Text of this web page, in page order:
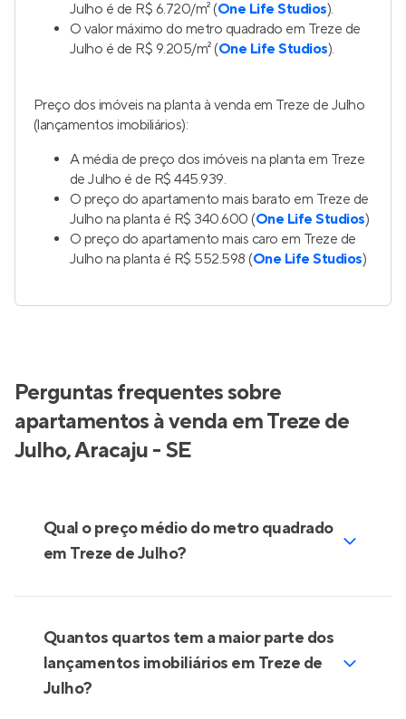
Julho é de R$ 6.720/m² (One Life Studios).
O valor máximo do metro quadrado em Treze de
Julho é de R$ 9.205/m² (One Life Studios).
Preço dos imóveis na planta à venda em Treze de Julho
(lançamentos imobiliários):
A média de preço dos imóveis na planta em Treze
de Julho é de R$ 445.939.
O preço do apartamento mais barato em Treze de
Julho na planta é R$ 340.600 (One Life Studios)
O preço do apartamento mais caro em Treze de
Julho na planta é R$ 552.598 (One Life Studios)
Perguntas frequentes sobre
apartamentos à venda em Treze de
Julho, Aracaju - SE
Qual o preço médio do metro quadrado
em Treze de Julho?
Quantos quartos tem a maior parte dos
lançamentos imobiliários em Treze de
Julho?